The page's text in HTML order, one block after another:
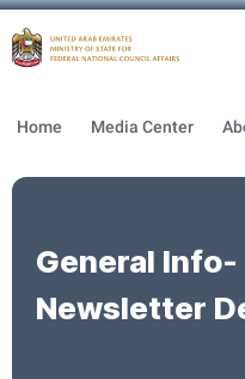
Home Media Center
General Info-
Newsletter